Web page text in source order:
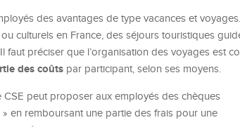
des avantages de type vacances et voyages.
culturels en France, des séjours touristiques
faut préciser que l’organisation des voyages est
des coûts par participant, selon ses moyens.
CSE peut proposer aux employés des chèques
en remboursant une partie des frais pour une